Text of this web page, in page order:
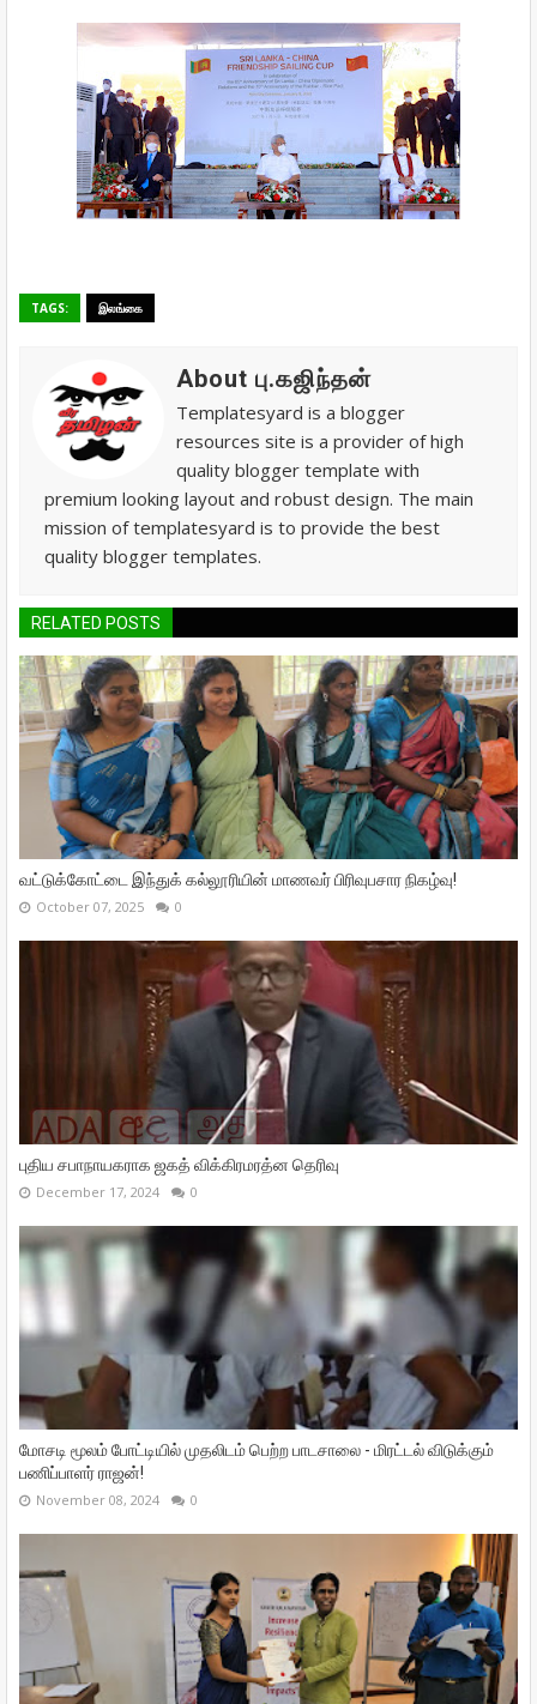
TAGS: இலங்கை
About பு.கஜிந்தன்
Templatesyard is a blogger
resources site is a provider of high
quality blogger template with
premium looking layout and robust design. The main
mission of templatesyard is to provide the best
quality blogger templates.
RELATED POSTS
வட்டுக்கோட்டை இந்துக் கல்லூரியின் மாணவர் பிரிவுபசார நிகழ்வு!
October 07, 2025 0
புதிய சபாநாயகராக ஜகத் விக்கிரமரத்ன தெரிவு
December 17, 2024 0
மோசடி மூலம் போட்டியில் முதலிடம் பெற்ற பாடசாலை - மிரட்டல் விடுக்கும்
பணிப்பாளர் ராஜன்!
November 08, 2024 0